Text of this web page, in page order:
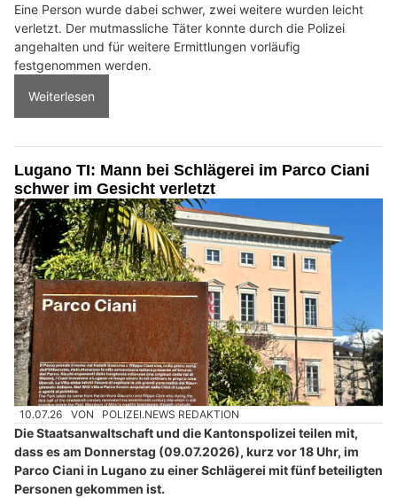
Eine Person wurde dabei schwer, zwei weitere wurden leicht
verletzt. Der mutmassliche Täter konnte durch die Polizei
angehalten und für weitere Ermittlungen vorläufig
festgenommen werden.
Weiterlesen
Lugano TI: Mann bei Schlägerei im Parco Ciani
schwer im Gesicht verletzt
10.07.26 VON POLIZEI.NEWS REDAKTION
Die Staatsanwaltschaft und die Kantonspolizei teilen mit,
dass es am Donnerstag (09.07.2026), kurz vor 18 Uhr, im
Parco Ciani in Lugano zu einer Schlägerei mit fünf beteiligten
Personen gekommen ist.